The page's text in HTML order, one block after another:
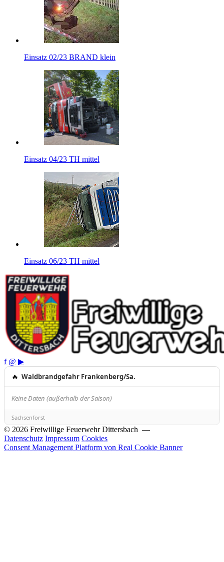
Einsatz 02/23 BRAND klein
Einsatz 04/23 TH mittel
Einsatz 06/23 TH mittel
f @ ▶
🔥 Waldbrandgefahr Frankenberg/Sa.
Keine Daten (außerhalb der Saison)
Sachsenforst
© 2026 Freiwillige Feuerwehr Dittersbach —
Datenschutz Impressum Cookies
Consent Management Platform von Real Cookie Banner